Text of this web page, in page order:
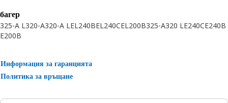
багер
325-A L320-A320-A LEL240BEL240CEL200B325-A320 LE240CE240B
E200B
Информация за гаранцията
Политика за връщане